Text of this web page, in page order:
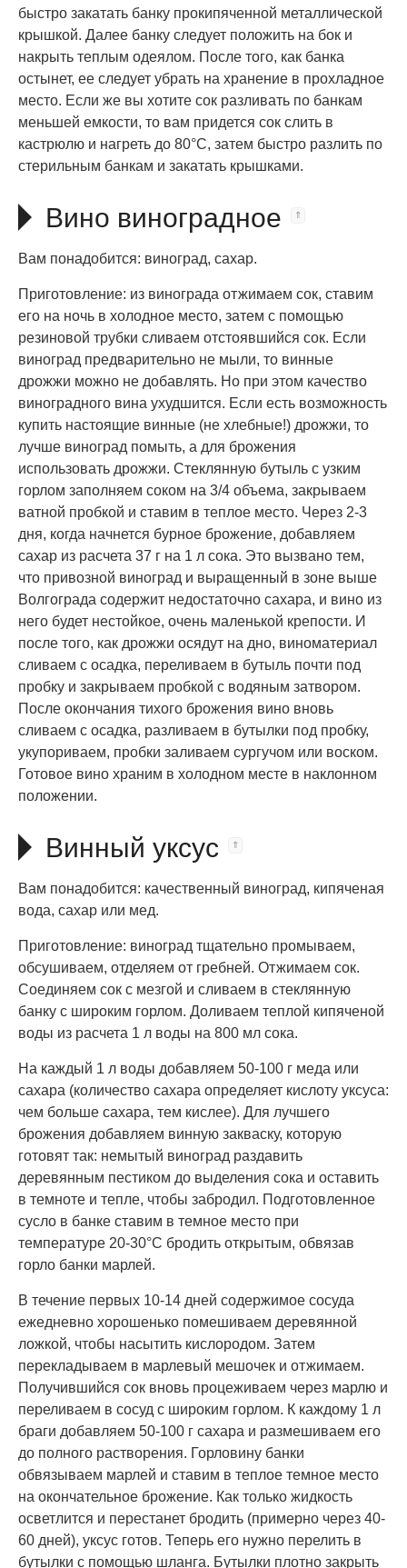
быстро закатать банку прокипяченной металлической
крышкой. Далее банку следует положить на бок и
накрыть теплым одеялом. После того, как банка
остынет, ее следует убрать на хранение в прохладное
место. Если же вы хотите сок разливать по банкам
меньшей емкости, то вам придется сок слить в
кастрюлю и нагреть до 80°C, затем быстро разлить по
стерильным банкам и закатать крышками.
Вино виноградное
Вам понадобится: виноград, сахар.
Приготовление: из винограда отжимаем сок, ставим
его на ночь в холодное место, затем с помощью
резиновой трубки сливаем отстоявшийся сок. Если
виноград предварительно не мыли, то винные
дрожжи можно не добавлять. Но при этом качество
виноградного вина ухудшится. Если есть возможность
купить настоящие винные (не хлебные!) дрожжи, то
лучше виноград помыть, а для брожения
использовать дрожжи. Стеклянную бутыль с узким
горлом заполняем соком на 3/4 объема, закрываем
ватной пробкой и ставим в теплое место. Через 2-3
дня, когда начнется бурное брожение, добавляем
сахар из расчета 37 г на 1 л сока. Это вызвано тем,
что привозной виноград и выращенный в зоне выше
Волгограда содержит недостаточно сахара, и вино из
него будет нестойкое, очень маленькой крепости. И
после того, как дрожжи осядут на дно, виноматериал
сливаем с осадка, переливаем в бутыль почти под
пробку и закрываем пробкой с водяным затвором.
После окончания тихого брожения вино вновь
сливаем с осадка, разливаем в бутылки под пробку,
укупориваем, пробки заливаем сургучом или воском.
Готовое вино храним в холодном месте в наклонном
положении.
Винный уксус
Вам понадобится: качественный виноград, кипяченая
вода, сахар или мед.
Приготовление: виноград тщательно промываем,
обсушиваем, отделяем от гребней. Отжимаем сок.
Соединяем сок с мезгой и сливаем в стеклянную
банку с широким горлом. Доливаем теплой кипяченой
воды из расчета 1 л воды на 800 мл сока.
На каждый 1 л воды добавляем 50-100 г меда или
сахара (количество сахара определяет кислоту уксуса:
чем больше сахара, тем кислее). Для лучшего
брожения добавляем винную закваску, которую
готовят так: немытый виноград раздавить
деревянным пестиком до выделения сока и оставить
в темноте и тепле, чтобы забродил. Подготовленное
сусло в банке ставим в темное место при
температуре 20-30°C бродить открытым, обвязав
горло банки марлей.
В течение первых 10-14 дней содержимое сосуда
ежедневно хорошенько помешиваем деревянной
ложкой, чтобы насытить кислородом. Затем
перекладываем в марлевый мешочек и отжимаем.
Получившийся сок вновь процеживаем через марлю и
переливаем в сосуд с широким горлом. К каждому 1 л
браги добавляем 50-100 г сахара и размешиваем его
до полного растворения. Горловину банки
обвязываем марлей и ставим в теплое темное место
на окончательное брожение. Как только жидкость
осветлится и перестанет бродить (примерно через 40-
60 дней), уксус готов. Теперь его нужно перелить в
бутылки с помощью шланга. Бутылки плотно закрыть